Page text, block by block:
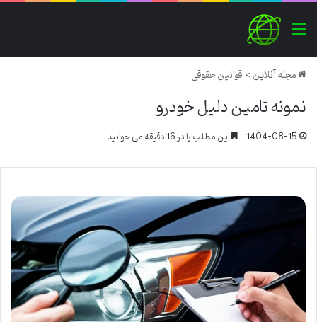
منو
مجله آنلاین>قوانین حقوقی
نمونه تامین دلیل خودرو
1404-08-15 این مطلب را در 16 دقیقه می خوانید